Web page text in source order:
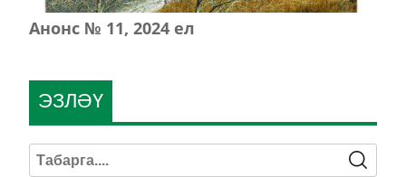
Анонс № 11, 2024 ел
ЭЗЛӘҮ